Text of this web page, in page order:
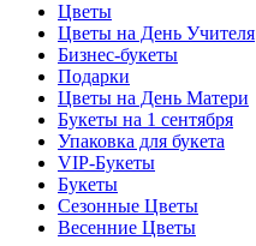
Цветы
Цветы на День Учителя
Бизнес-букеты
Подарки
Цветы на День Матери
Букеты на 1 сентября
Упаковка для букета
VIP-Букеты
Букеты
Сезонные Цветы
Весенние Цветы